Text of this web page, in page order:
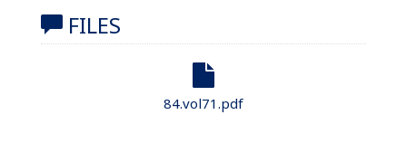
FILES
84.vol71.pdf